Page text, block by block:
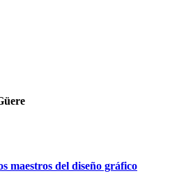
maestros del diseño gráfico